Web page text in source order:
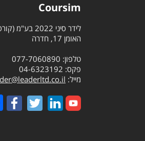
Coursim
לידר סיני 2022 בע"מ (קורסים)
האומן 17, חדרה
טלפון: 077-7060890
פקס: 04-6323192
מייל: